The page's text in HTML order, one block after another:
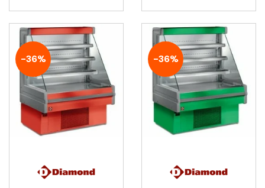
-36% -36%